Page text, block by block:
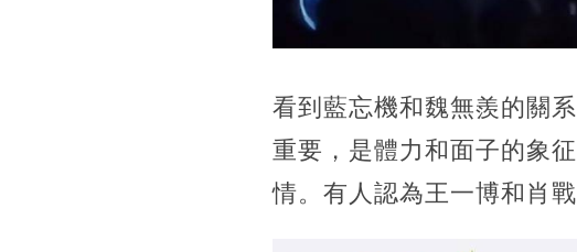
看到藍忘機和魏無羨的關
重要，是體力和面子的象
情。有人認為王一博和肖